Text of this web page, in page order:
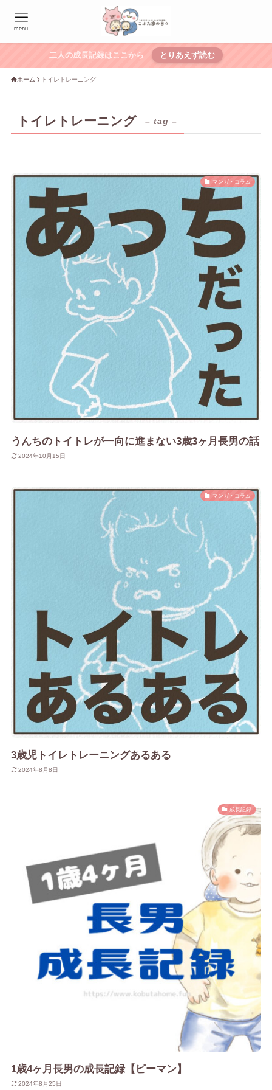
menu
二人の成長記録はここから とりあえず読む
ホーム トイレトレーニング
トイレトレーニング – tag –
マンガ・コラム
うんちのトイトレが一向に進まない3歳3ヶ月長男の話
2024年10月15日
マンガ・コラム
3歳児トイレトレーニングあるある
2024年8月8日
成長記録
1歳4ヶ月長男の成長記録【ピーマン】
2024年8月25日